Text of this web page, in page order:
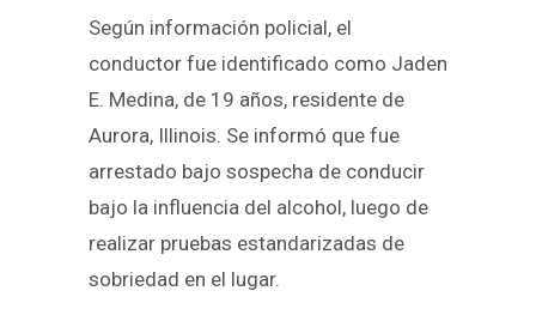
Según información policial, el
conductor fue identificado como Jaden
E. Medina, de 19 años, residente de
Aurora, Illinois. Se informó que fue
arrestado bajo sospecha de conducir
bajo la influencia del alcohol, luego de
realizar pruebas estandarizadas de
sobriedad en el lugar.